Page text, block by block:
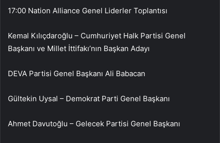
17:00 Nation Alliance Genel Liderler Toplantısı
Kemal Kılıçdaroğlu – Cumhuriyet Halk Partisi Genel
Başkanı ve Millet İttifakı’nın Başkan Adayı
DEVA Partisi Genel Başkanı Ali Babacan
Gültekin Uysal – Demokrat Parti Genel Başkanı
Ahmet Davutoğlu – Gelecek Partisi Genel Başkanı